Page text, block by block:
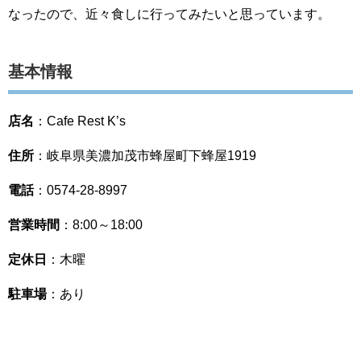
なったので、近々食しに行ってみたいと思っています。
基本情報
店名 ：Cafe Rest K’s
住所 ：岐阜県美濃加茂市蜂屋町下蜂屋1919
電話：0574-28-8997
営業時間 ：8:00～18:00
定休日 ：木曜
駐車場：あり